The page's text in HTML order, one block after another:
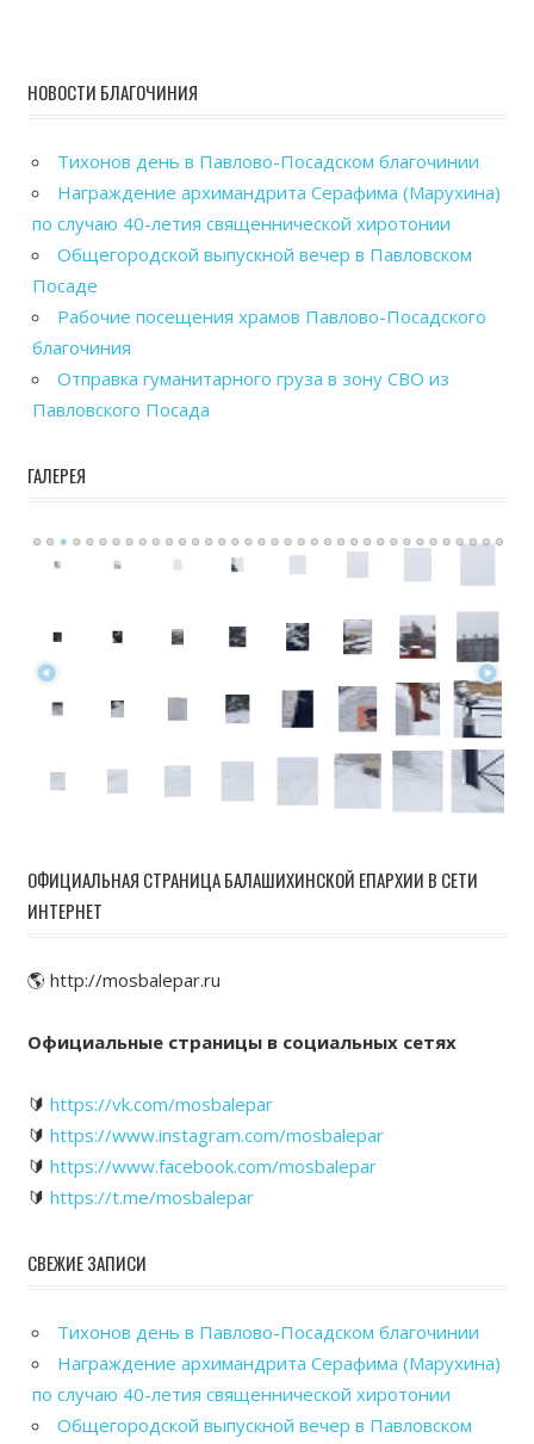
НОВОСТИ БЛАГОЧИНИЯ
Тихонов день в Павлово-Посадском благочинии
Награждение архимандрита Серафима (Марухина)
по случаю 40-летия священнической хиротонии
Общегородской выпускной вечер в Павловском
Посаде
Рабочие посещения храмов Павлово-Посадского
благочиния
Отправка гуманитарного груза в зону СВО из
Павловского Посада
ГАЛЕРЕЯ
ОФИЦИАЛЬНАЯ СТРАНИЦА БАЛАШИХИНСКОЙ ЕПАРХИИ В СЕТИ
ИНТЕРНЕТ
🌎 http://mosbalepar.ru
Официальные страницы в социальных сетях
🔰 https://vk.com/mosbalepar
🔰 https://www.instagram.com/mosbalepar
🔰 https://www.facebook.com/mosbalepar
🔰 https://t.me/mosbalepar
СВЕЖИЕ ЗАПИСИ
Тихонов день в Павлово-Посадском благочинии
Награждение архимандрита Серафима (Марухина)
по случаю 40-летия священнической хиротонии
Общегородской выпускной вечер в Павловском